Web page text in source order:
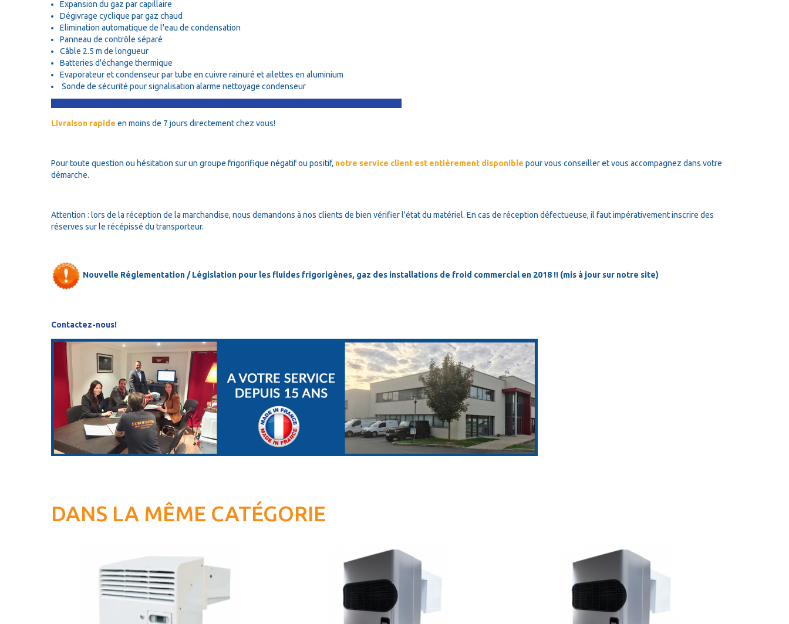
Expansion du gaz par capillaire
Dégivrage cyclique par gaz chaud
Elimination automatique de l'eau de condensation
Panneau de contrôle séparé
Câble 2.5 m de longueur
Batteries d'échange thermique
Evaporateur et condenseur par tube en cuivre rainuré et ailettes en aluminium
Sonde de sécurité pour signalisation alarme nettoyage condenseur
Livraison rapide en moins de 7 jours directement chez vous!
Pour toute question ou hésitation sur un groupe frigorifique négatif ou positif, notre service client est entièrement disponible pour vous conseiller et vous accompagnez dans votre
démarche.
Attention : lors de la réception de la marchandise, nous demandons à nos clients de bien vérifier l'état du matériel. En cas de réception défectueuse, il faut impérativement inscrire des
réserves sur le récépissé du transporteur.
Nouvelle Réglementation / Législation pour les fluides frigorigènes, gaz des installations de froid commercial en 2018 !! (mis à jour sur notre site)
Contactez-nous!
DANS LA MÊME CATÉGORIE